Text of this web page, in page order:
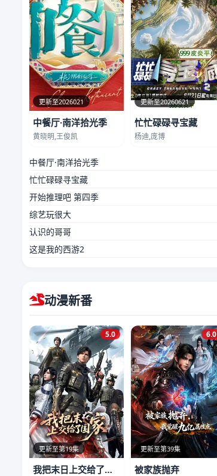
更新至2026021
中餐厅·南洋拾光季
黄晓明,王俊凯
更新至20260621
忙忙碌碌寻宝藏
杨迪,庞博
中餐厅·南洋拾光季
忙忙碌碌寻宝藏
开始推理吧 第四季
综艺玩很大
认识的哥哥
这是我的西游2
动漫新番
更新至第19集
5.0
我把末日上交给了国家
更新至第39集
6.0
被家族抛弃